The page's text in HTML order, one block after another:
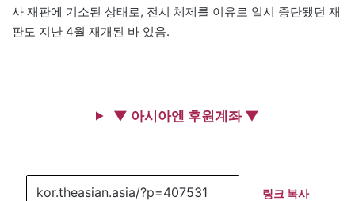
사 재판에 기소된 상태로, 전시 체제를 이유로 일시 중단됐던 재
판도 지난 4월 재개된 바 있음.
▼ 아시아엔 후원계좌 ▼
링크 복사